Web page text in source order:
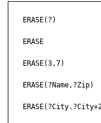
ERASE(?)
ERASE
ERASE(3,7)
ERASE(?Name,?Zip)